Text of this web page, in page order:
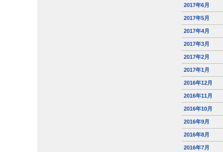
2017年6月
2017年5月
2017年4月
2017年3月
2017年2月
2017年1月
2016年12月
2016年11月
2016年10月
2016年9月
2016年8月
2016年7月